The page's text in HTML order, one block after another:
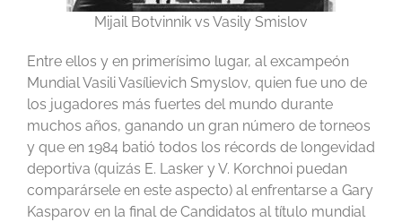
Mijail Botvinnik vs Vasily Smislov
Entre ellos y en primerísimo lugar, al excampeón
Mundial Vasili Vasílievich Smyslov, quien fue uno de
los jugadores más fuertes del mundo durante
muchos años, ganando un gran número de torneos
y que en 1984 batió todos los récords de longevidad
deportiva (quizás E. Lasker y V. Korchnoi puedan
comparársele en este aspecto) al enfrentarse a Gary
Kasparov en la final de Candidatos al título mundial